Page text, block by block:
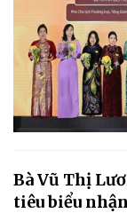
Bà Vũ Thị
tiêu biểu